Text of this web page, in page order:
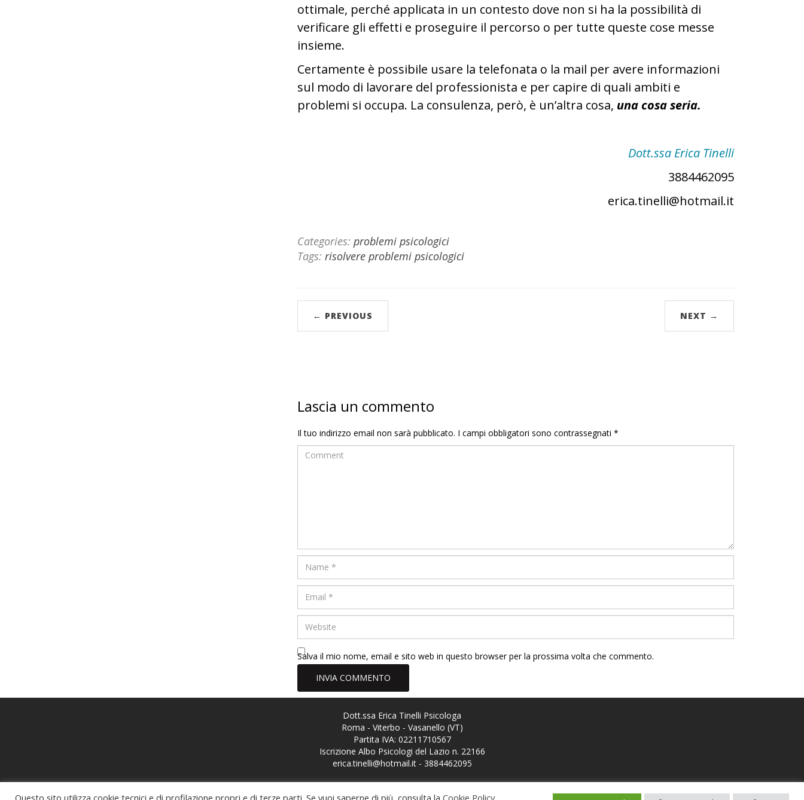
ottimale, perché applicata in un contesto dove non si ha la possibilità di
verificare gli effetti e proseguire il percorso o per tutte queste cose messe
insieme.
Certamente è possibile usare la telefonata o la mail per avere informazioni
sul modo di lavorare del professionista e per capire di quali ambiti e
problemi si occupa. La consulenza, però, è un’altra cosa, una cosa seria.
Dott.ssa Erica Tinelli
3884462095
erica.tinelli@hotmail.it
Categories: problemi psicologici
Tags: risolvere problemi psicologici
← PREVIOUS NEXT →
Lascia un commento
Il tuo indirizzo email non sarà pubblicato. I campi obbligatori sono contrassegnati *
Salva il mio nome, email e sito web in questo browser per la prossima volta che commento.
Dott.ssa Erica Tinelli Psicologa
Roma - Viterbo - Vasanello (VT)
Partita IVA: 02211710567
Iscrizione Albo Psicologi del Lazio n. 22166
erica.tinelli@hotmail.it- 3884462095
Questo sito utilizza cookie tecnici e di profilazione propri e di terze parti. Se vuoi saperne di più, consulta la Cookie Policy.